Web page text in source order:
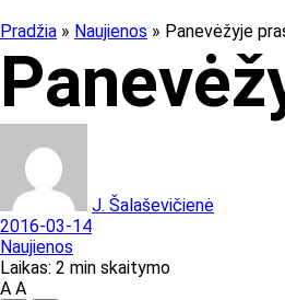
Pradžia » Naujienos » Panevėžyje
J. Šalaševičienė
2016-03-14
Naujienos
Laikas: 2 min skaitymo
A A